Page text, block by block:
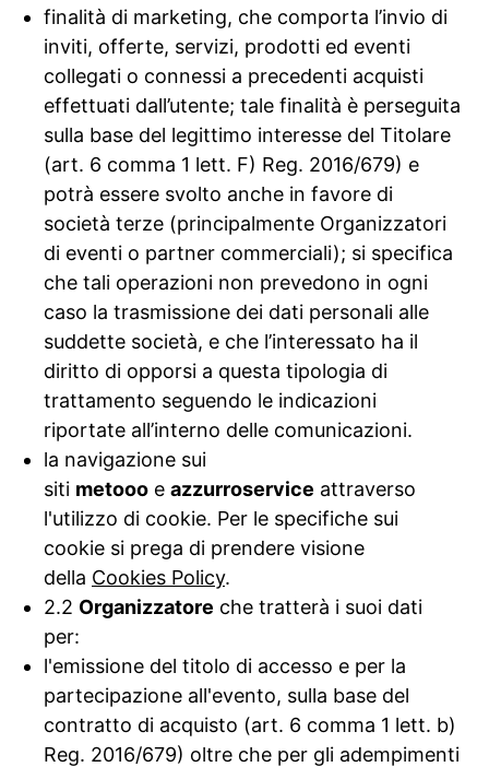
finalità di marketing, che comporta l’invio di
inviti, offerte, servizi, prodotti ed eventi
collegati o connessi a precedenti acquisti
effettuati dall’utente; tale finalità è perseguita
sulla base del legittimo interesse del Titolare
(art. 6 comma 1 lett. F) Reg. 2016/679) e
potrà essere svolto anche in favore di
società terze (principalmente Organizzatori
di eventi o partner commerciali); si specifica
che tali operazioni non prevedono in ogni
caso la trasmissione dei dati personali alle
suddette società, e che l’interessato ha il
diritto di opporsi a questa tipologia di
trattamento seguendo le indicazioni
riportate all’interno delle comunicazioni.
la navigazione sui
siti metooo e azzurroservice attraverso
l'utilizzo di cookie. Per le specifiche sui
cookie si prega di prendere visione
della Cookies Policy.
2.2 Organizzatore che tratterà i suoi dati
per:
l'emissione del titolo di accesso e per la
partecipazione all'evento, sulla base del
contratto di acquisto (art. 6 comma 1 lett. b)
Reg. 2016/679) oltre che per gli adempimenti